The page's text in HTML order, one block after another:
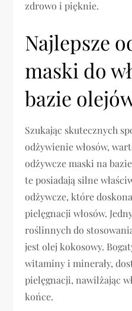
zdrowo i pięknie.
Najlepsze
maski do
bazie
Szukając skutecznych
odżywienie włosów,
odżywcze maski na
te posiadają silne
odżywcze, które
pielęgnacji włosów.
roślinnych do
jest olej kokosowy.
witaminy i minerały,
pielęgnacji, nawilżając
końce.